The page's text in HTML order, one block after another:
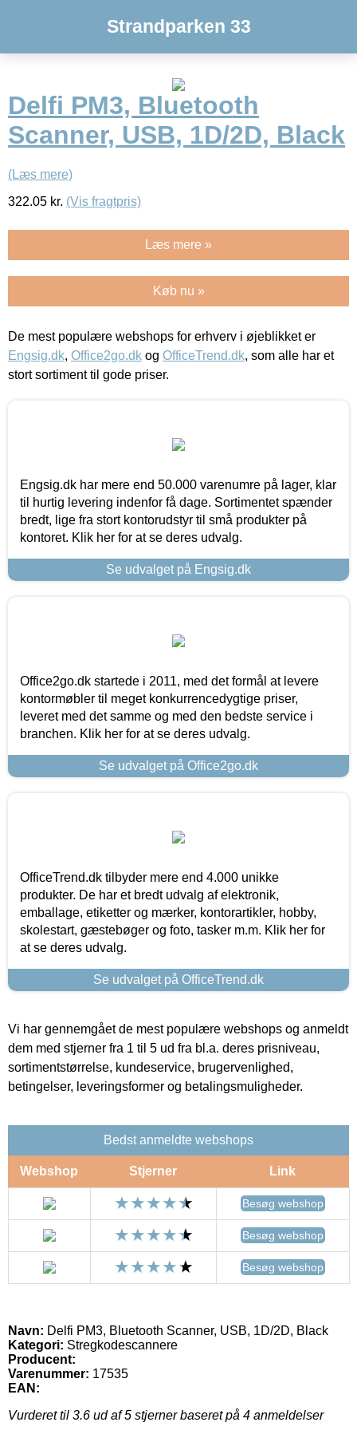
Strandparken 33
Delfi PM3, Bluetooth
Scanner, USB, 1D/2D, Black
(Læs mere)
322.05 kr. (Vis fragtpris)
Læs mere »
Køb nu »
De mest populære webshops for erhverv i øjeblikket er
Engsig.dk, Office2go.dk og OfficeTrend.dk, som alle har et
stort sortiment til gode priser.
Engsig.dk har mere end 50.000 varenumre på lager, klar
til hurtig levering indenfor få dage. Sortimentet spænder
bredt, lige fra stort kontorudstyr til små produkter på
kontoret. Klik her for at se deres udvalg.
Se udvalget på Engsig.dk
Office2go.dk startede i 2011, med det formål at levere
kontormøbler til meget konkurrencedygtige priser,
leveret med det samme og med den bedste service i
branchen. Klik her for at se deres udvalg.
Se udvalget på Office2go.dk
OfficeTrend.dk tilbyder mere end 4.000 unikke
produkter. De har et bredt udvalg af elektronik,
emballage, etiketter og mærker, kontorartikler, hobby,
skolestart, gæstebøger og foto, tasker m.m. Klik her for
at se deres udvalg.
Se udvalget på OfficeTrend.dk
Vi har gennemgået de mest populære webshops og anmeldt
dem med stjerner fra 1 til 5 ud fra bl.a. deres prisniveau,
sortimentstørrelse, kundeservice, brugervenlighed,
betingelser, leveringsformer og betalingsmuligheder.
Bedst anmeldte webshops
Webshop Stjerner Link
Besøg webshop
Besøg webshop
Besøg webshop
Navn: Delfi PM3, Bluetooth Scanner, USB, 1D/2D, Black
Kategori: Stregkodescannere
Producent:
Varenummer: 17535
EAN:
Vurderet til 3.6 ud af 5 stjerner baseret på 4 anmeldelser